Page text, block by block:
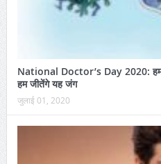
National Doctor’s Day 2020: हमने
हम जीतेंगे यह जंग
जुलाई 01, 2020